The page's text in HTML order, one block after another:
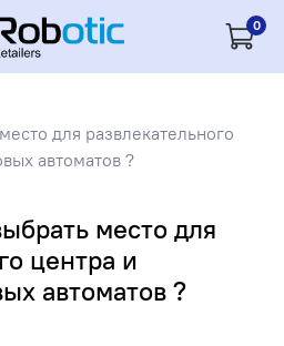
0
для развлекательного
автоматов ?
место для
центра и
автоматов ?